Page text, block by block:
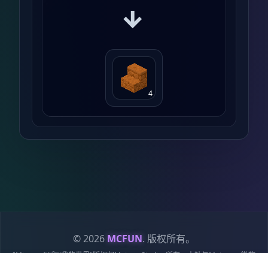
→
4
© 2026 MCFUN. 版权所有。